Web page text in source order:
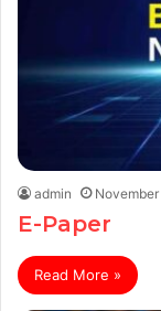
admin
E-Paper
Read More »